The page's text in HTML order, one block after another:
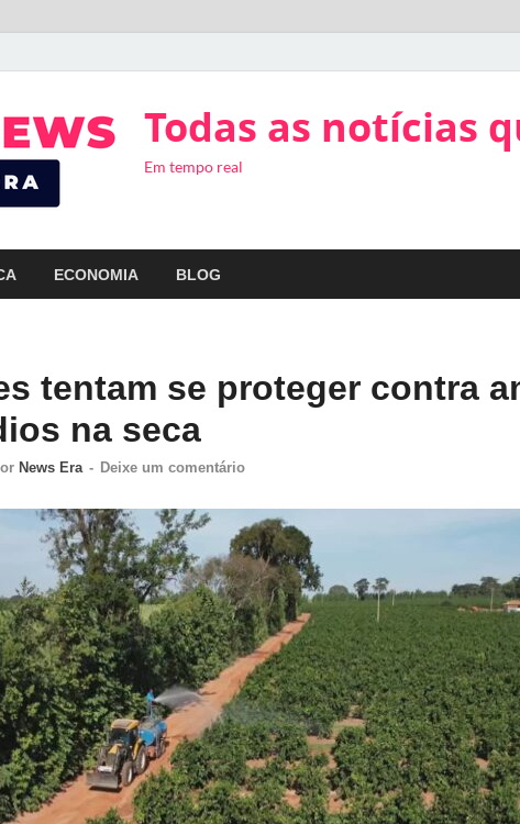
Todas as notícias
Em tempo real
ECONOMIA BLOG
tentam se proteger contra
na seca
News Era - Deixe um comentário